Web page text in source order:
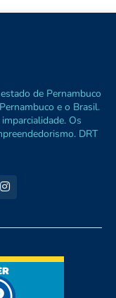
de Pernambuco
e o Brasil.
Os
DRT